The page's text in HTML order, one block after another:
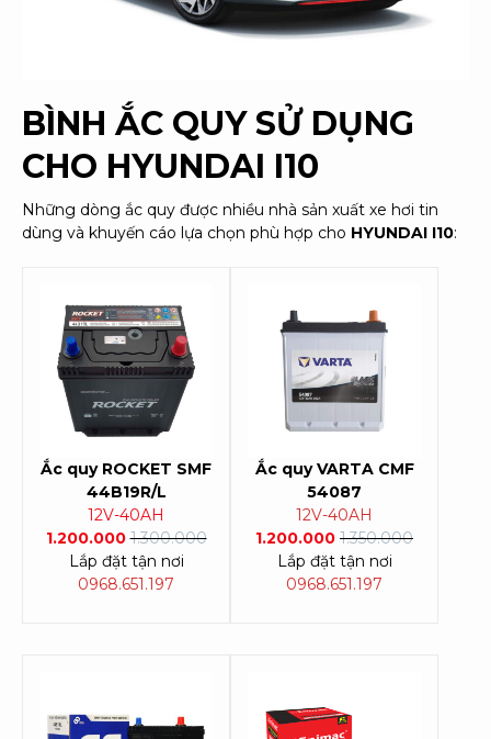
BÌNH ẮC QUY SỬ DỤNG
CHO HYUNDAI I10
Những dòng ắc quy được nhiều nhà sản xuất xe hơi tin
dùng và khuyến cáo lựa chọn phù hợp cho HYUNDAI I10:
Ắc quy ROCKET SMF
44B19R/L
12V-40AH
1.200.000 1.300.000
Lắp đặt tận nơi
0968.651.197
Ắc quy VARTA CMF
54087
12V-40AH
1.200.000 1.350.000
Lắp đặt tận nơi
0968.651.197